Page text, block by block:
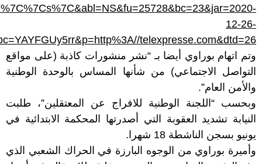
12-26-
telexpresse.com&dtd=26
وتم اتهام بوراوي أيضا بـ “نشر منشورات كاذبة (على مواقع
التواصل الاجتماعي) من شأنها المساس بالوحدة الوطنية
والأمن العام”.
وبحسب “اللجنة الوطنية للافراج عن المعتقلين”، طلبت
النيابة تشديد العقوبة التي أصدرتها المحكمة الابتدائية في
يونيو بسجن الناشطة 18 شهرا.
وأميرة بوراوي من الوجوه البارزة في الحراك الشعبي الذي